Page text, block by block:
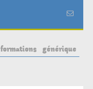
à
propos
formations générique